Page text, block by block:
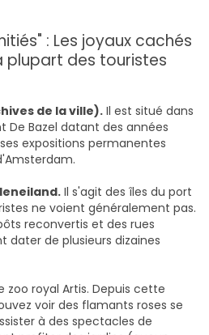
: Les joyaux cachés
plupart des touristes
de la ville). Il est situé dans
Bazel datant des années
expositions permanentes
Il s'agit des îles du port
ne voient généralement pas.
reconvertis et des rues
dater de plusieurs dizaines
zoo royal Artis. Depuis cette
voir des flamants roses se
à des spectacles de